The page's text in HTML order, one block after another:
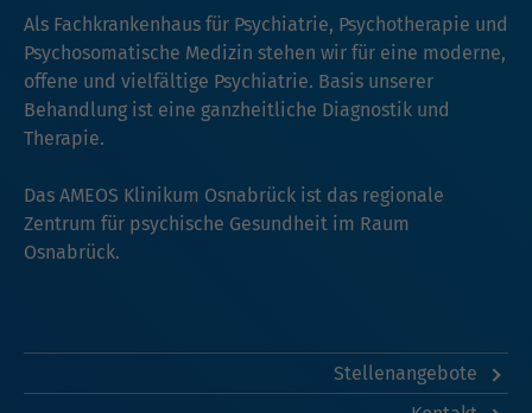
Als Fachkrankenhaus für Psychiatrie, Psychotherapie und
Psychosomatische Medizin stehen wir für eine moderne,
offene und vielfältige Psychiatrie. Basis unserer
Behandlung ist eine ganzheitliche Diagnostik und
Therapie.
Das AMEOS Klinikum Osnabrück ist das regionale
Zentrum für psychische Gesundheit im Raum
Osnabrück.
Stellenangebote